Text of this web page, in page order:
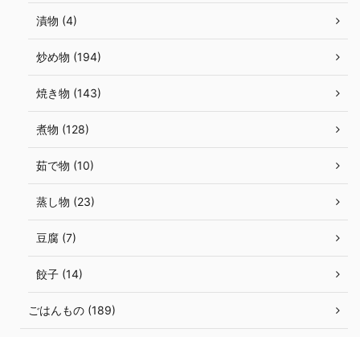
漬物 (4)
炒め物 (194)
焼き物 (143)
煮物 (128)
茹で物 (10)
蒸し物 (23)
豆腐 (7)
餃子 (14)
ごはんもの (189)